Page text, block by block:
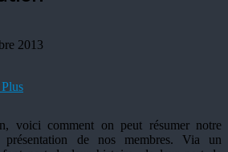
2013
voici comment on peut résumer notre
de nos membres. Via un